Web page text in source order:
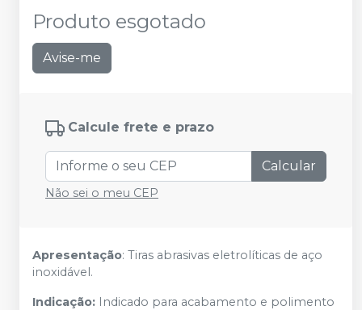
Produto esgotado
Avise-me
Calcule frete e prazo
Calcular
Não sei o meu CEP
Apresentação: Tiras abrasivas eletrolíticas de aço
inoxidável.
Indicação: Indicado para acabamento e polimento